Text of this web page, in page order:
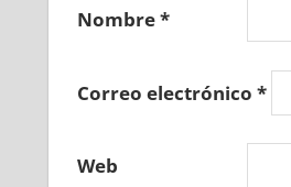
Nombre*
Correo electrónico *
Web